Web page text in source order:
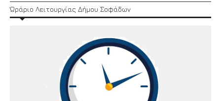
Ώράριο Λειτουργίας Δήμου Σοφάδων